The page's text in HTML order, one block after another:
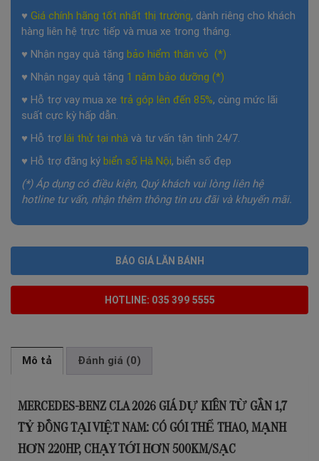
♥ Giá chính hãng tốt nhất thị trường, dành riêng cho khách
hàng liên hệ trực tiếp và mua xe trong tháng.
♥ Nhận ngay quà tặng bảo hiểm thân vỏ (*)
♥ Nhận ngay quà tặng 1 năm bảo dưỡng (*)
♥ Hỗ trợ vay mua xe trả góp lên đến 85%, cùng mức lãi
suất cực kỳ hấp dẫn.
♥ Hỗ trợ lái thử tại nhà và tư vấn tận tình 24/7.
♥ Hỗ trợ đăng ký biển số Hà Nội, biển số đẹp
(*) Áp dụng có điều kiện, Quý khách vui lòng liên hệ
hotline tư vấn, nhận thêm thông tin ưu đãi và khuyến mãi.
BÁO GIÁ LĂN BÁNH
HOTLINE: 035 399 5555
Mô tả Đánh giá (0)
MERCEDES-BENZ CLA 2026 GIÁ DỰ KIẾN TỪ GẦN 1,7
TỶ ĐỒNG TẠI VIỆT NAM: CÓ GÓI THỂ THAO, MẠNH
HƠN 220HP, CHẠY TỚI HƠN 500KM/SẠC